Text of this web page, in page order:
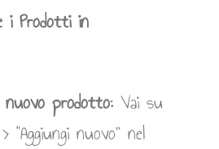
i Prodotti in
nuovo prodotto: Vai su
“Aggiungi nuovo” nel